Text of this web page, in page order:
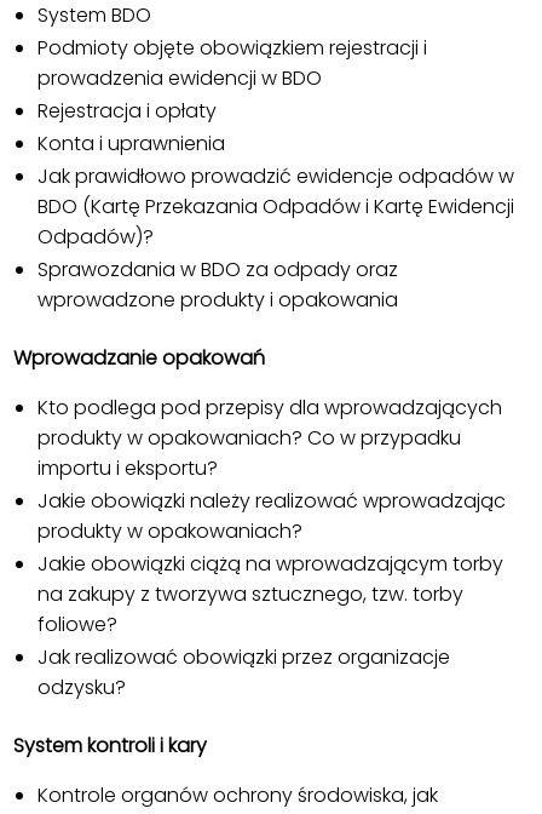
System BDO
Podmioty objęte obowiązkiem rejestracji i
prowadzenia ewidencji w BDO
Rejestracja i opłaty
Konta i uprawnienia
Jak prawidłowo prowadzić ewidencje odpadów w
BDO (Kartę Przekazania Odpadów i Kartę Ewidencji
Odpadów)?
Sprawozdania w BDO za odpady oraz
wprowadzone produkty i opakowania
Wprowadzanie opakowań
Kto podlega pod przepisy dla wprowadzających
produkty w opakowaniach? Co w przypadku
importu i eksportu?
Jakie obowiązki należy realizować wprowadzając
produkty w opakowaniach?
Jakie obowiązki ciążą na wprowadzającym torby
na zakupy z tworzywa sztucznego, tzw. torby
foliowe?
Jak realizować obowiązki przez organizacje
odzysku?
System kontroli i kary
Kontrole organów ochrony środowiska, jak